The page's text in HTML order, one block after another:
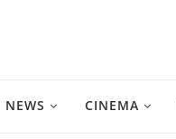
NEWS CINEMA